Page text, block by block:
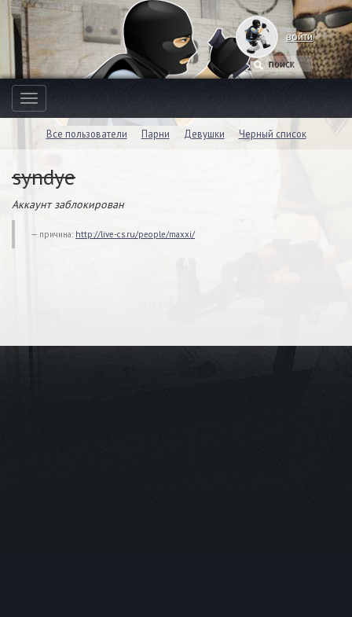
войти
Toggle
navigation
Все пользователи Парни Девушки Черный список
syndye
Аккаунт заблокирован
причина: http://live-cs.ru/people/maxxi/